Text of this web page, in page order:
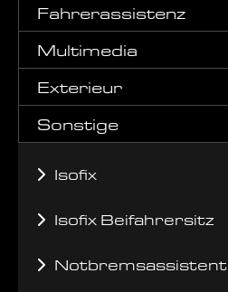
Fahrerassistenz
Multimedia
Exterieur
Sonstige
Isofix
Isofix Beifahrersitz
Notbremsassistent